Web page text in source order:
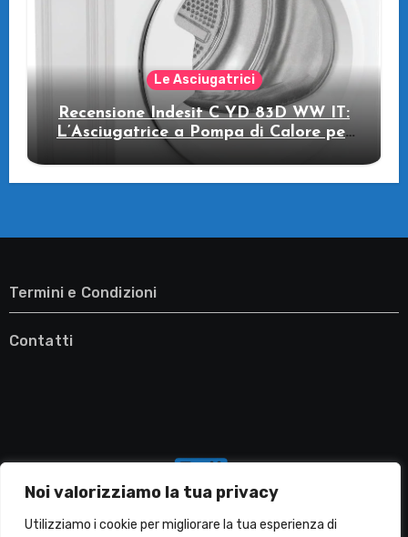
Noi valorizziamo la tua privacy
Utilizziamo i cookie per migliorare la tua esperienza di
Le Asciugatrici
Recensione Indesit C YD 83D WW IT:
L’Asciugatrice a Pompa di Calore per
il Tuo Benessere
Termini e Condizioni
Contatti